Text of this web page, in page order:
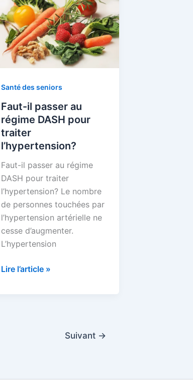
les
seniors
Santé des seniors
Faut-il passer au
régime DASH pour
traiter
l’hypertension?
Faut-il passer au régime
DASH pour traiter
l’hypertension? Le nombre
de personnes touchées par
l’hypertension artérielle ne
cesse d’augmenter.
L’hypertension
Faut-
Lire l’article »
Suivant →